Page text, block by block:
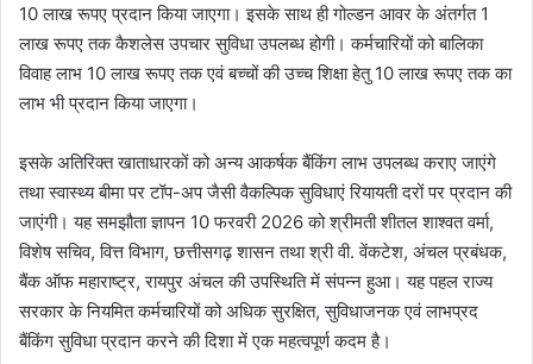
10 लाख रूपए प्रदान किया जाएगा। इसके साथ ही गोल्डन आवर के अंतर्गत 1
लाख रूपए तक कैशलेस उपचार सुविधा उपलब्ध होगी। कर्मचारियों को बालिका
विवाह लाभ 10 लाख रूपए तक एवं बच्चों की उच्च शिक्षा हेतु 10 लाख रूपए तक का
लाभ भी प्रदान किया जाएगा।
इसके अतिरिक्त खाताधारकों को अन्य आकर्षक बैंकिंग लाभ उपलब्ध कराए जाएंगे
तथा स्वास्थ्य बीमा पर टॉप-अप जैसी वैकल्पिक सुविधाएं रियायती दरों पर प्रदान की
जाएंगी। यह समझौता ज्ञापन 10 फरवरी 2026 को श्रीमती शीतल शाश्वत वर्मा,
विशेष सचिव, वित्त विभाग, छत्तीसगढ़ शासन तथा श्री वी. वेंकटेश, अंचल प्रबंधक,
बैंक ऑफ महाराष्ट्र, रायपुर अंचल की उपस्थिति में संपन्न हुआ। यह पहल राज्य
सरकार के नियमित कर्मचारियों को अधिक सुरक्षित, सुविधाजनक एवं लाभप्रद
बैंकिंग सुविधा प्रदान करने की दिशा में एक महत्वपूर्ण कदम है।